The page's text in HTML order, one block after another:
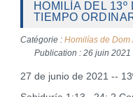
HOMILÍA DEL 13º
TIEMPO
Catégorie : Homilías de Dom
Publication : 26 juin 2021
27 de junio de 2021 --